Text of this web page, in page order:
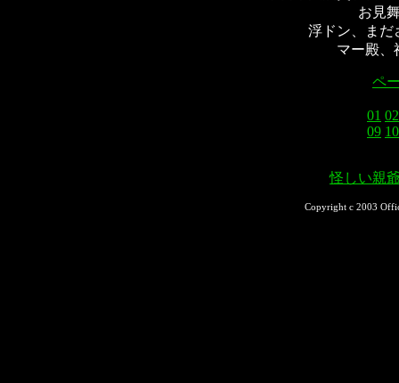
お見
浮ドン、ま
マー殿、
ペ
01 02
09 10
怪しい親
Copyright c 2003